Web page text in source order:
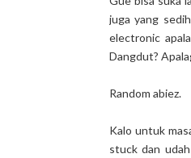
juga yang
electronic
Dangdut?
Random abiez.
Kalo untuk
stuck dan